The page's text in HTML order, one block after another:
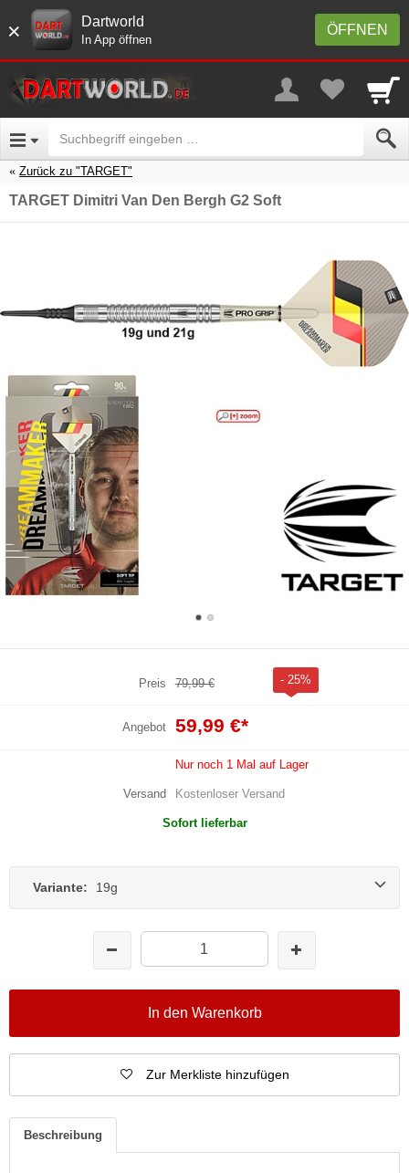
× ÖFFNEN
Dartworld
In App öffnen
Zurück zu "TARGET"
TARGET Dimitri Van Den Bergh G2 Soft
Preis 79,99 € - 25%
Angebot 59,99 €*
Nur noch 1 Mal auf Lager
Versand Kostenloser Versand
Sofort lieferbar
Variante: 19g
In den Warenkorb
Zur Merkliste hinzufügen
Beschreibung